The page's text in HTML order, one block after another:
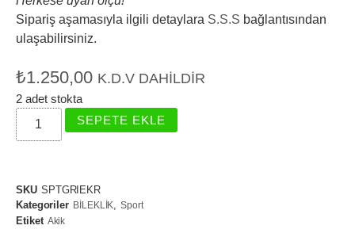
Sipariş aşamasıyla ilgili detaylara S.S.S bağlantısından
ulaşabilirsiniz.
₺1.250,00 K.D.V DAHILDIR
2 adet stokta
SEPETE EKLE
SKU SPTGRIEKR
Kategoriler BİLEKLİK,Sport
Etiket Akik